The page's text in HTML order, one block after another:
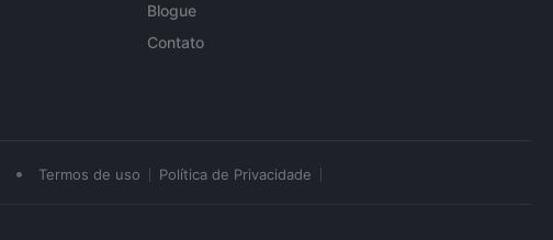
Blogue
Contato
• Termos de uso Política de Privacidade